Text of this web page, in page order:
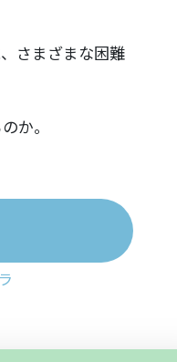
さまざまな困難
か。